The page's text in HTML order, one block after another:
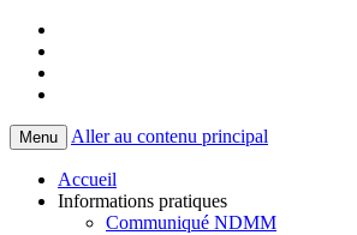
Menu Aller au contenu principal
Accueil
Informations pratiques
Communiqué NDMM